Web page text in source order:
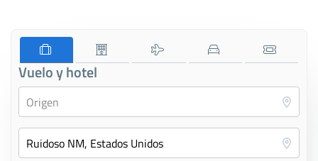
Vuelo y hotel